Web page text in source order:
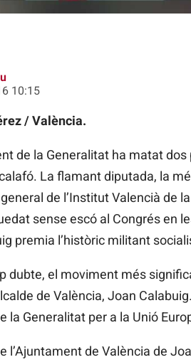
10:15
/ València.
de la Generalitat ha matat dos
La flamant diputada, la
de l’Institut Valencià de
sense escó al Congrés en
premia l’històric militant
dubte, el moviment més
de València, Joan
la Generalitat per a la Unió
l’Ajuntament de València de